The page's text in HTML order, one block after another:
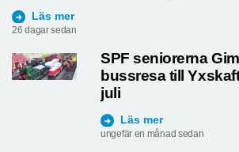
Läs mer
26 dagar sedan
SPF seniorerna
bussresa till
juli
Läs mer
ungefär en månad sedan